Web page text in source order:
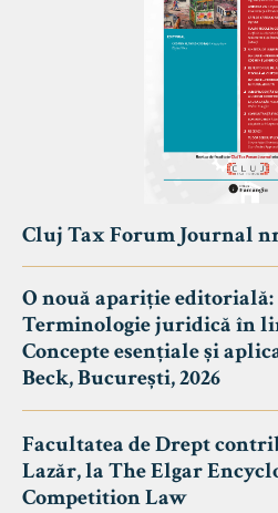
Cluj Tax Forum Journal
O nouă apariție editorială:
Terminologie juridică în
Concepte esențiale și
Beck, București, 2026
Facultatea de Drept
Lazăr, la The Elgar
Competition Law